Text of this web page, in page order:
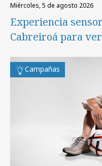
miércoles, 5 de agosto 2026
Experiencia
Cabreiroá para
Campañas